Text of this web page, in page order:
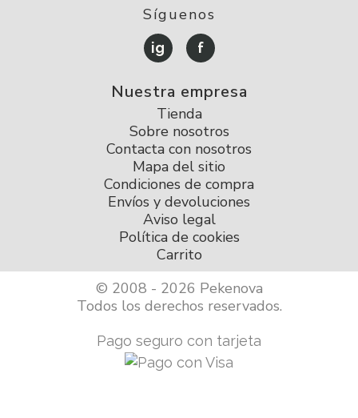
Síguenos
ig f
Nuestra empresa
Tienda
Sobre nosotros
Contacta con nosotros
Mapa del sitio
Condiciones de compra
Envíos y devoluciones
Aviso legal
Política de cookies
Carrito
© 2008 - 2026 Pekenova
Todos los derechos reservados.
Pago seguro con tarjeta